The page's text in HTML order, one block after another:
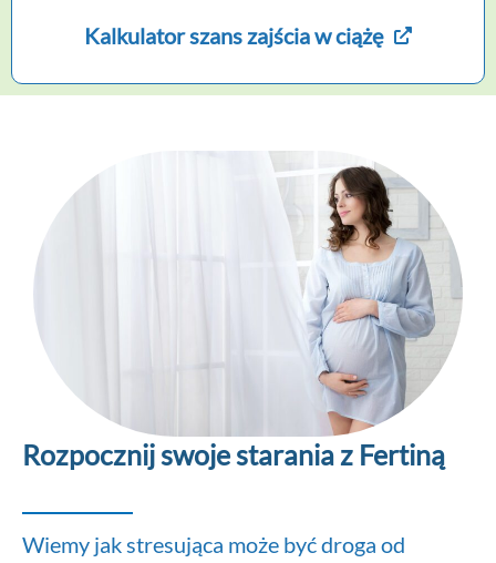
Kalkulator szans zajścia w ciążę
Rozpocznij swoje starania z Fertiną
Wiemy jak stresująca może być droga od